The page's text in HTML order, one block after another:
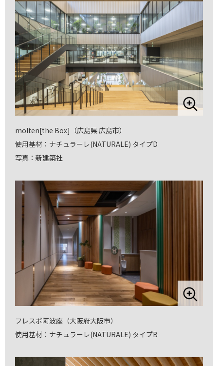
molten[the Box]（広島県 広島市）
使用基材：ナチュラーレ(NATURALE) タイプD
写真：新建築社
フレスポ阿波座（大阪府大阪市）
使用基材：ナチュラーレ(NATURALE) タイプB